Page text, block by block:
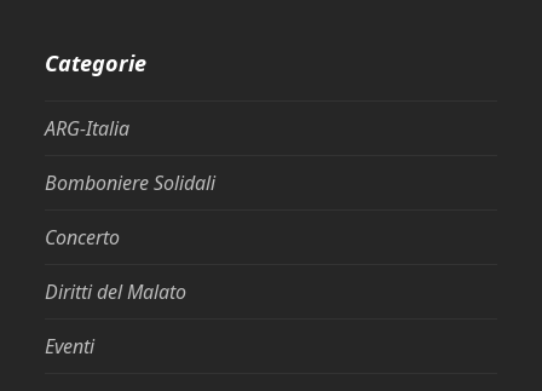
Categorie
ARG-Italia
Bomboniere Solidali
Concerto
Diritti del Malato
Eventi